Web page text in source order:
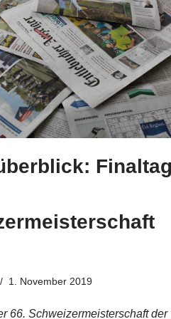
1. November 2019
66. Schweizermeisterschaft der